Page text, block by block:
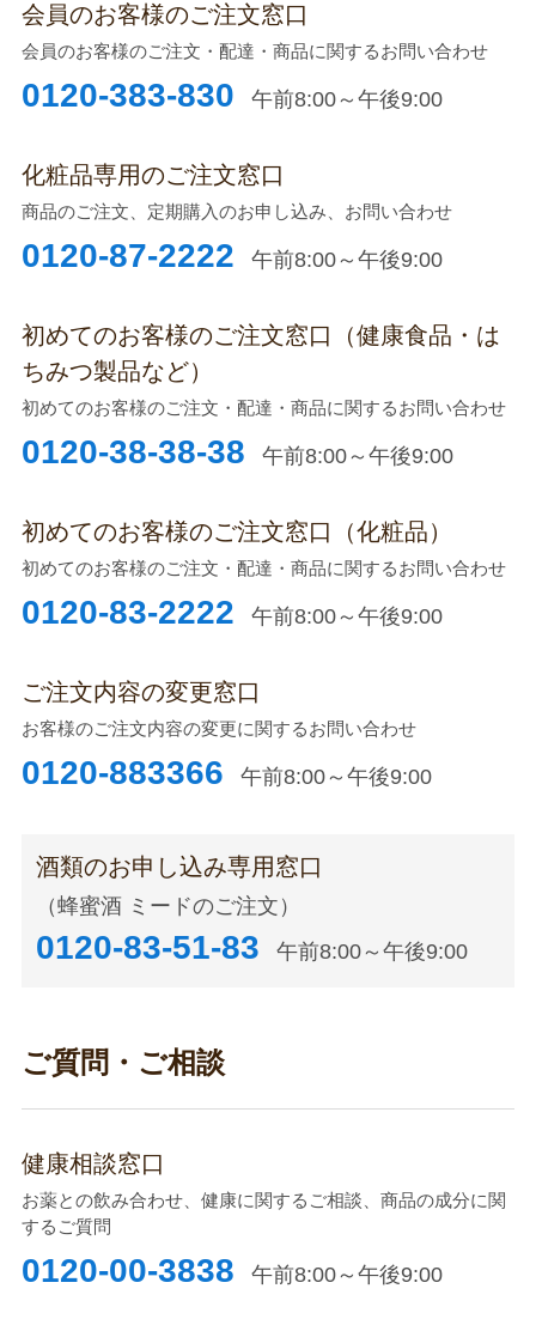
会員のお客様のご注文窓口
会員のお客様のご注文・配達・商品に関するお問い合わせ
0120-383-830 午前8:00～午後9:00
化粧品専用のご注文窓口
商品のご注文、定期購入のお申し込み、お問い合わせ
0120-87-2222 午前8:00～午後9:00
初めてのお客様のご注文窓口（健康食品・は
ちみつ製品など）
初めてのお客様のご注文・配達・商品に関するお問い合わせ
0120-38-38-38 午前8:00～午後9:00
初めてのお客様のご注文窓口（化粧品）
初めてのお客様のご注文・配達・商品に関するお問い合わせ
0120-83-2222 午前8:00～午後9:00
ご注文内容の変更窓口
お客様のご注文内容の変更に関するお問い合わせ
0120-883366 午前8:00～午後9:00
酒類のお申し込み専用窓口
（蜂蜜酒 ミードのご注文）
0120-83-51-83 午前8:00～午後9:00
ご質問・ご相談
健康相談窓口
お薬との飲み合わせ、健康に関するご相談、商品の成分に関
するご質問
0120-00-3838 午前8:00～午後9:00